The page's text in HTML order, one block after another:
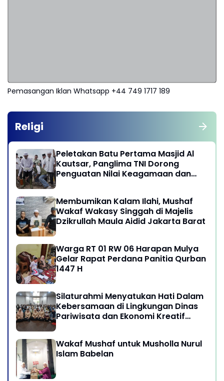
Pemasangan Iklan Whatsapp +44 749 1717 189
Religi
Peletakan Batu Pertama Masjid Al
Kautsar, Panglima TNI Dorong
Penguatan Nilai Keagamaan dan
Membumikan Kalam Ilahi, Mushaf
Wakaf Wakasy Singgah di Majelis
Dzikrullah Maula Aidid Jakarta Barat
Warga RT 01 RW 06 Harapan Mulya
Gelar Rapat Perdana Panitia Qurban
1447 H
Silaturahmi Menyatukan Hati Dalam
Kebersamaan di Lingkungan Dinas
Pariwisata dan Ekonomi Kreatif
Wakaf Mushaf untuk Musholla Nurul
Islam Babelan